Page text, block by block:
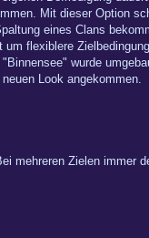
Mit dieser Option
eines Clans
um flexiblere
wurde
Look angekommen.
mehreren Zielen immer